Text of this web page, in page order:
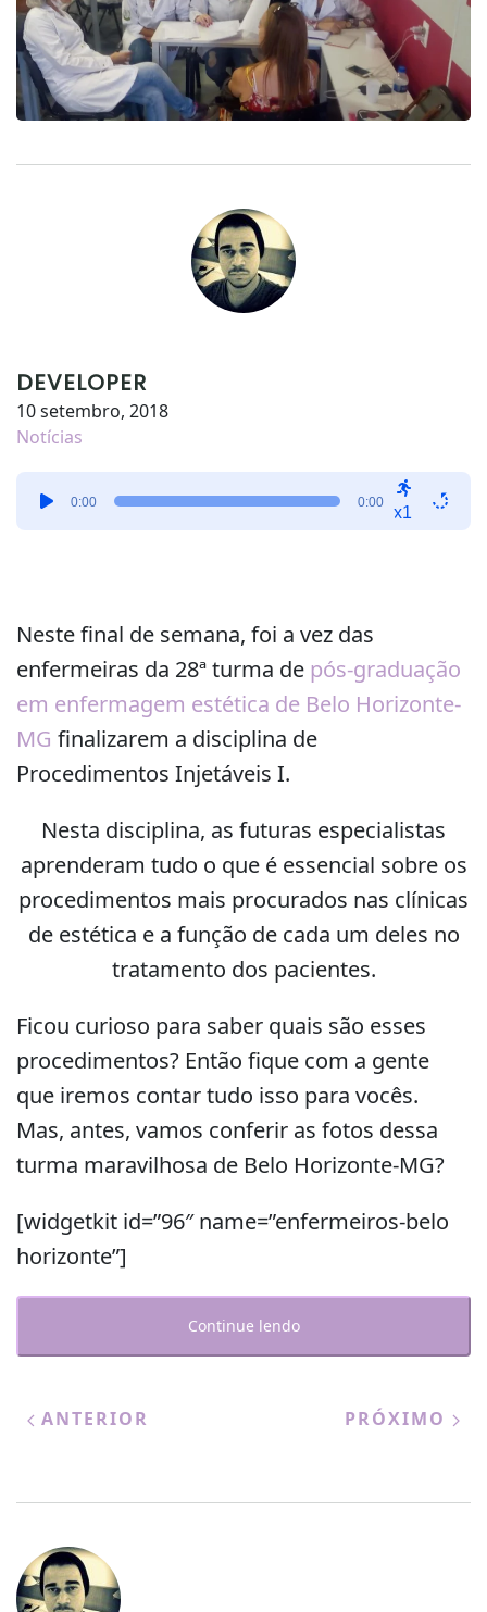
DEVELOPER
10 setembro, 2018
Notícias
0:00 0:00
x1
Neste final de semana, foi a vez das
enfermeiras da 28ª turma de pós-graduação
em enfermagem estética de Belo Horizonte-
MG finalizarem a disciplina de
Procedimentos Injetáveis I.
Nesta disciplina, as futuras especialistas
aprenderam tudo o que é essencial sobre os
procedimentos mais procurados nas clínicas
de estética e a função de cada um deles no
tratamento dos pacientes.
Ficou curioso para saber quais são esses
procedimentos? Então fique com a gente
que iremos contar tudo isso para vocês.
Mas, antes, vamos conferir as fotos dessa
turma maravilhosa de Belo Horizonte-MG?
[widgetkit id=”96″ name=”enfermeiros-belo
horizonte”]
Continue lendo
ANTERIOR PRÓXIMO